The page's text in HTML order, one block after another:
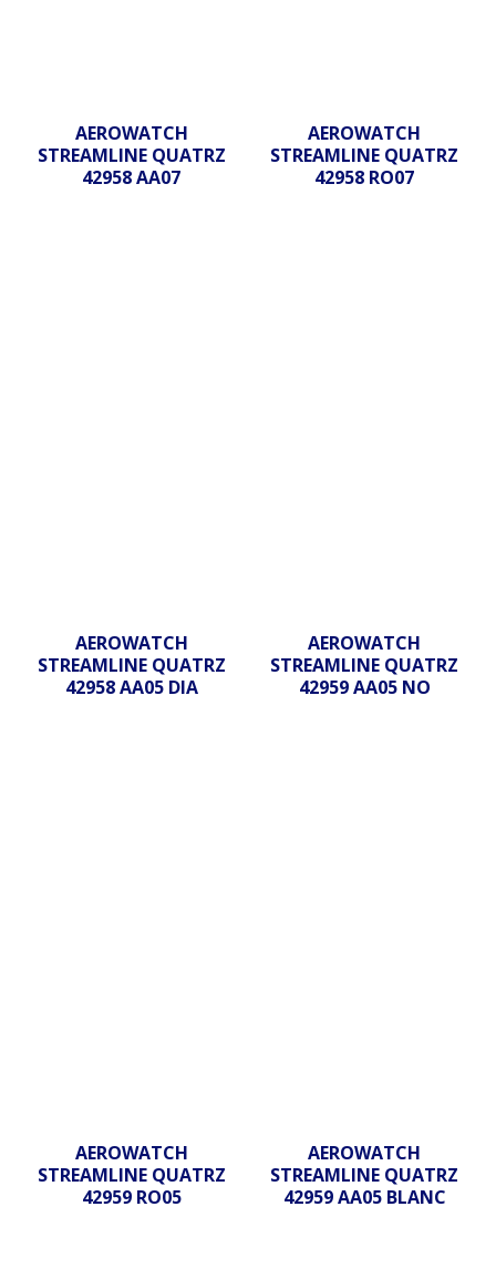
AEROWATCH
STREAMLINE QUATRZ
42958 AA07
AEROWATCH
STREAMLINE QUATRZ
42958 RO07
AEROWATCH
STREAMLINE QUATRZ
42958 AA05 DIA
AEROWATCH
STREAMLINE QUATRZ
42959 AA05 NO
AEROWATCH
STREAMLINE QUATRZ
42959 RO05
AEROWATCH
STREAMLINE QUATRZ
42959 AA05 BLANC